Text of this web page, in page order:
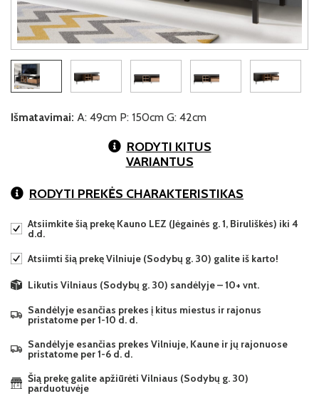
Išmatavimai: A: 49cm P: 150cm G: 42cm
RODYTI KITUS
VARIANTUS
RODYTI PREKĖS CHARAKTERISTIKAS
Atsiimkite šią prekę Kauno LEZ (Jėgainės g. 1, Biruliškės) iki 4
d.d.
Atsiimti šią prekę Vilniuje (Sodybų g. 30) galite iš karto!
Likutis Vilniaus (Sodybų g. 30) sandėlyje – 10+ vnt.
Sandėlyje esančias prekes į kitus miestus ir rajonus
pristatome per 1-10 d. d.
Sandėlyje esančias prekes Vilniuje, Kaune ir jų rajonuose
pristatome per 1-6 d. d.
Šią prekę galite apžiūrėti Vilniaus (Sodybų g. 30)
parduotuvėje